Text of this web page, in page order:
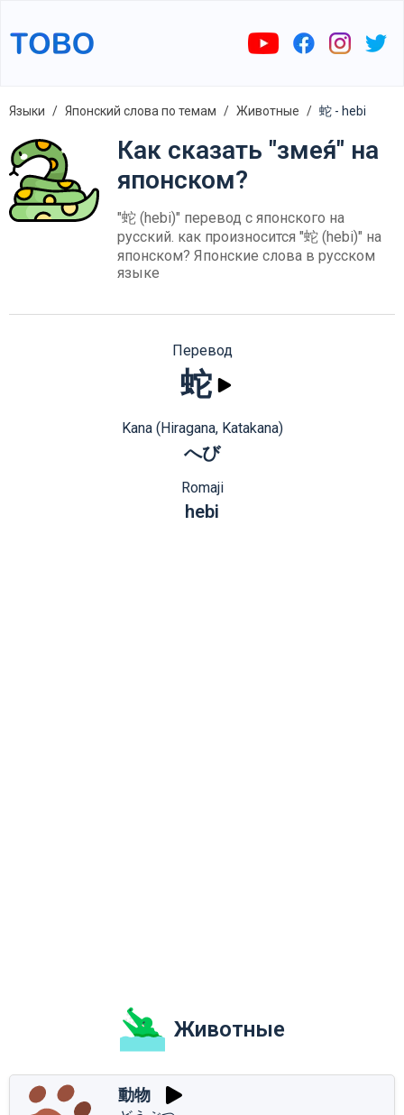
Языки Японский слова по темам Животные 蛇 - hebi
Как сказать "змея́" на
японском?
"蛇 (hebi)" перевод с японского на
русский. как произносится "蛇 (hebi)" на
японском? Японские слова в русском
языке
Перевод
蛇
Kana (Hiragana, Katakana)
へび
Romaji
hebi
Животные
動物